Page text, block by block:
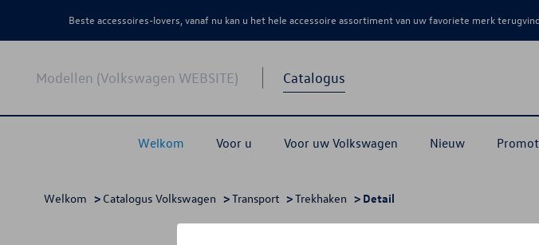
Beste accessoires-lovers, vanaf nu kan u het hele accessoire assortiment van uw favoriete merk
Modellen (Volkswagen WEBSITE) Catalogus
Welkom Voor u Voor uw Volkswagen Nieuw
Welkom > Catalogus Volkswagen >Transport >Trekhaken > Detail